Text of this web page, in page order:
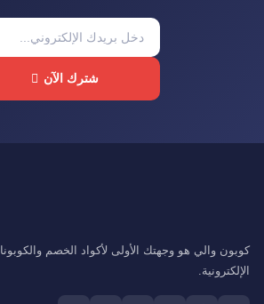
شترك الآن
كوبون والي هو وجهتك الأولى لأكواد الخصم
الإلكترونية.